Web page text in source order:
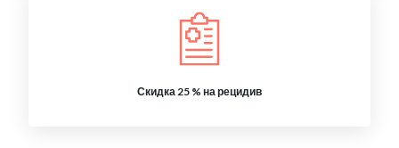
Скидка 25 % на рецидив